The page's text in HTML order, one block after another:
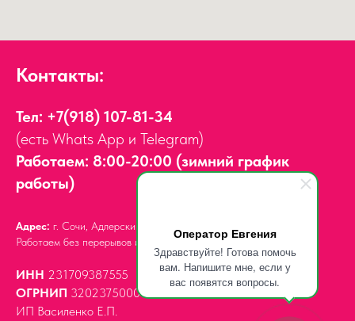
Оператор Евгения
Здравствуйте! Готова помочь
вам. Напишите мне, если у
вас появятся вопросы.
Контакты:
Тел: +7(918) 107-81-34
(есть Whats App и Telegram)
Работаем: 8:00-20:00 (зимний график
работы)
Адрес: г. Сочи, Адлерский район,
Работаем без перерывов и выходных.
ИНН 231709387555
ОГРНИП 320237500061539
ИП Василенко Е.П.